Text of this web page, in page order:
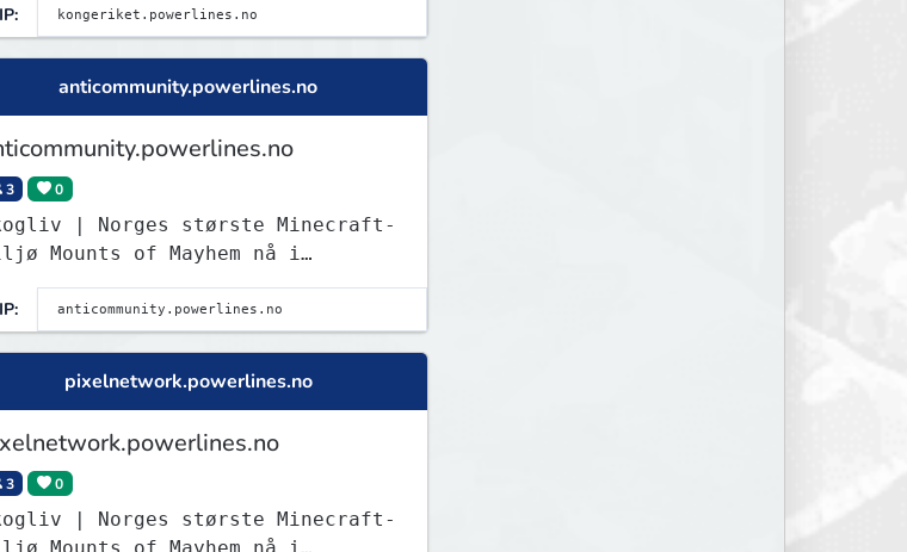
IP:
anticommunity.powerlines.no
3 0
| Norges største Minecraft-
Mounts of Mayhem nå i
Test det nye spydet!
IP:
pixelnetwork.powerlines.no
3 0
| Norges største Minecraft-